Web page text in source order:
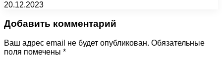
20.12.2023
Добавить комментарий
Ваш адрес email не будет опубликован. Обязательные
поля помечены *